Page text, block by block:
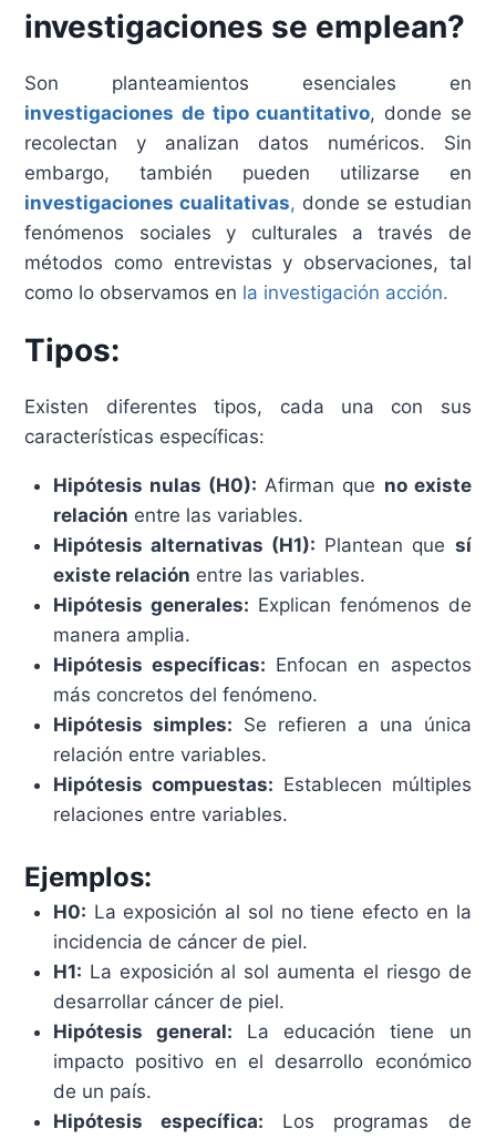
investigaciones se emplean?
Son planteamientos esenciales en
investigaciones de tipo cuantitativo, donde se
recolectan y analizan datos numéricos. Sin
embargo, también pueden utilizarse en
investigaciones cualitativas, donde se estudian
fenómenos sociales y culturales a través de
métodos como entrevistas y observaciones, tal
como lo observamos en la investigación acción.
Tipos:
Existen diferentes tipos, cada una con sus
características específicas:
Hipótesis nulas (H0): Afirman que no existe
relación entre las variables.
Hipótesis alternativas (H1): Plantean que sí
existe relación entre las variables.
Hipótesis generales: Explican fenómenos de
manera amplia.
Hipótesis específicas: Enfocan en aspectos
más concretos del fenómeno.
Hipótesis simples: Se refieren a una única
relación entre variables.
Hipótesis compuestas: Establecen múltiples
relaciones entre variables.
Ejemplos:
H0: La exposición al sol no tiene efecto en la
incidencia de cáncer de piel.
H1: La exposición al sol aumenta el riesgo de
desarrollar cáncer de piel.
Hipótesis general: La educación tiene un
impacto positivo en el desarrollo económico
de un país.
Hipótesis específica: Los programas de